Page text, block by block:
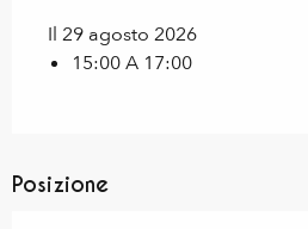
Il 29 agosto 2026
15:00 A 17:00
Posizione